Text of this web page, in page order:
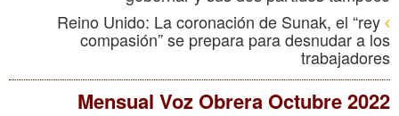
Reino Unido: La coronación de Sunak, el “rey
compasión” se prepara para desnudar a los
trabajadores
Mensual Voz Obrera Octubre 2022